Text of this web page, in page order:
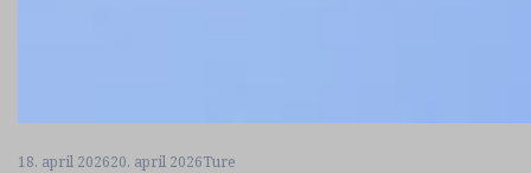
18. april 202620. april 2026Ture